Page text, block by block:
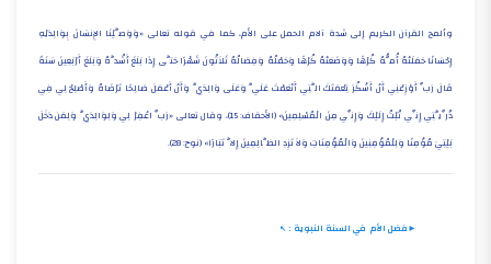
وألمح القرآن الكريم إلى شدة آلام الحمل على الأم، كما في قوله تعالى «وَوَصَّيْنَا الإِنسَانَ بِوَالِدَيْهِ
إِحْسَانًا حَمَلَتْهُ أُمُّهُ كُرْهًا وَوَضَعَتْهُ كُرْهًا وَحَمْلُهُ وَفِصَالُهُ ثَلاَثُونَ شَهْرًا حَتَّى إِذَا بَلَغَ أَشُدَّهُ وَبَلَغَ أَرْبَعِينَ سَنَةً
قَالَ رَبِّ أَوْزِعْنِي أَنْ أَشْكُرَ نِعْمَتَكَ الَّتِي أَنْعَمْتَ عَلَيَّ وَعَلَى وَالِدَيَّ وَأَنْ أَعْمَلَ صَالِحًا تَرْضَاهُ وَأَصْلِحْ لِي فِي
ذُرِّيَّتِي إِنِّي تُبْتُ إِلَيْكَ وَإِنِّي مِنَ الْمُسْلِمِينَ» (الأحقاف: 15)، وقال تعالى «رَبِّ اغْفِرْ لِي وَلِوَالِدَيَّ وَلِمَن دَخَلَ
بَيْتِيَ مُؤْمِنًا وَلِلْمُؤْمِنِينَ وَالْمُؤْمِنَاتِ وَلاَ تَزِدِ الظَّالِمِينَ إِلاَّ تَبَارًا» (نوح: 28).
►فضل الأم في السنة النبوية :